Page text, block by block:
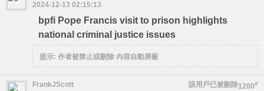
2024-12-13 02:15:13
bpfi Pope Francis visit to prison highlights
national criminal justice issues
提示: 作者被禁止或刪除 內容自動屏蔽
1200#
FrankJScott
該用戶已被刪除